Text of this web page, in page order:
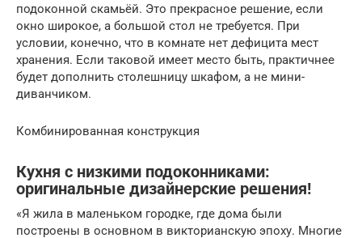
подоконной скамьёй. Это прекрасное решение, если
окно широкое, а большой стол не требуется. При
условии, конечно, что в комнате нет дефицита мест
хранения. Если таковой имеет место быть, практичнее
будет дополнить столешницу шкафом, а не мини-
диванчиком.
Комбинированная конструкция
Кухня с низкими подоконниками:
оригинальные дизайнерские решения!
«Я жила в маленьком городке, где дома были
построены в основном в викторианскую эпоху. Многие